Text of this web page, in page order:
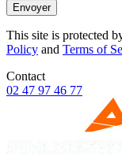
Envoyer
This site is protected
Policy and Terms of
Contact
02 47 97 46 77